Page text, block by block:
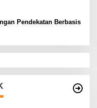
Pendekatan Berbasis